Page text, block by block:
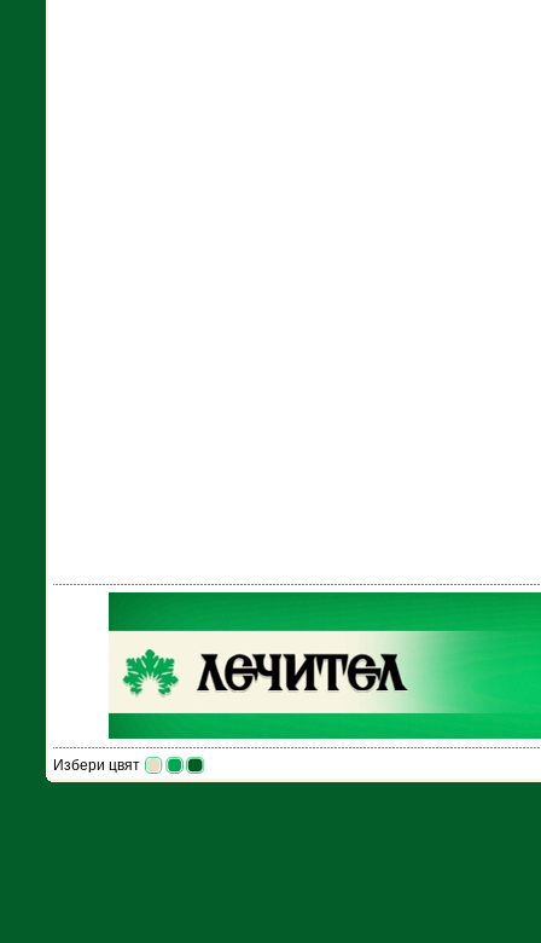
Избери цвят